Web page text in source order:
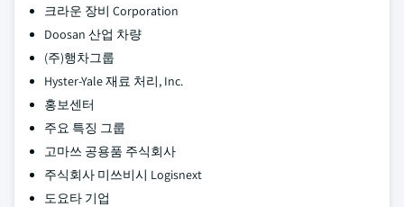
크라운 장비 Corporation
Doosan 산업 차량
(주)행차그룹
Hyster-Yale 재료 처리, Inc.
홍보센터
주요 특징 그룹
고마쓰 공용품 주식회사
주식회사 미쓰비시 Logisnext
도요타 기업